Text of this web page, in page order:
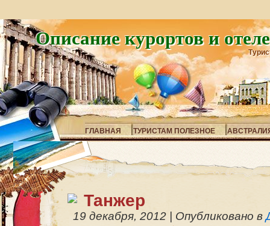
Описание курортов и
ГЛАВНАЯ ТУРИСТАМ ПОЛЕЗНОЕ
Танжер
19 декабря, 2012 Опубликовано в